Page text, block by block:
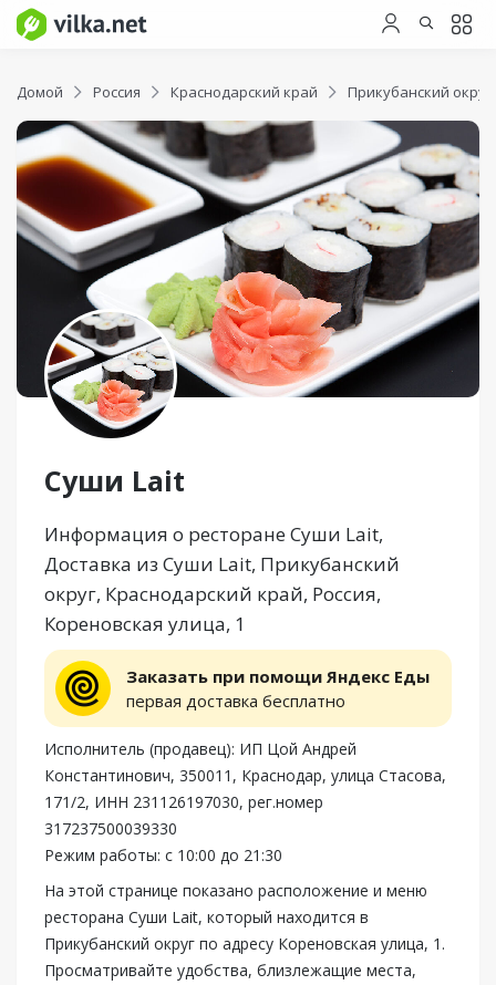
Домой Россия Краснодарский край Прикубанский округ
Суши Lait
Информация о ресторане Суши Lait,
Доставка из Суши Lait, Прикубанский
округ, Краснодарский край, Россия,
Кореновская улица, 1
Заказать при помощи Яндекс Еды
первая доставка бесплатно
Исполнитель (продавец): ИП Цой Андрей
Константинович, 350011, Краснодар, улица Стасова,
171/2, ИНН 231126197030, рег.номер
317237500039330
Режим работы: с 10:00 до 21:30
На этой странице показано расположение и меню
ресторана Суши Lait, который находится в
Прикубанский округ по адресу Кореновская улица, 1.
Просматривайте удобства, близлежащие места,